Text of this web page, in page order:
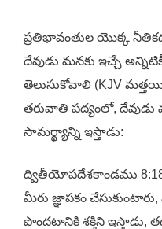
ప్రతిభావంతుల యొక్క
దేవుడు మనకు ఇచ్చే
తెలుసుకోవాలి (KJV
తరువాతి పద్యంలో, దేవుడు
సామర్థ్యాన్ని ఇస్తాడు:
ద్వితీయోపదేశకాండము
మీరు జ్ఞాపకం
పొందటానికి శక్తిని ఇస్తాడు,